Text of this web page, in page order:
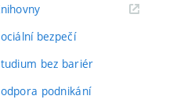
(externí
bezpečí
bez bariér
podnikání